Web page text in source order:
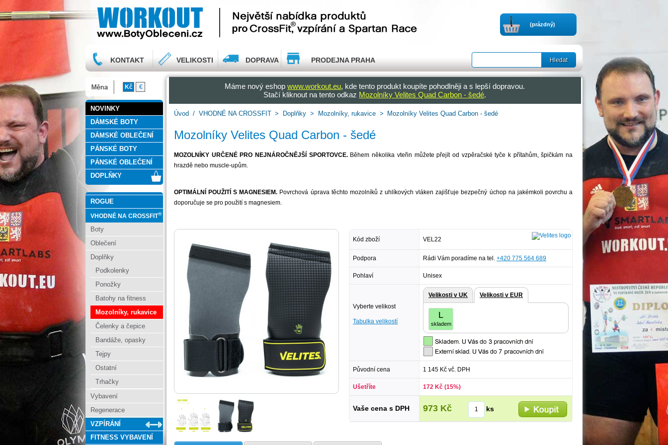
(prázdný)
KONTAKT VELIKOSTI DOPRAVA PRODEJNA PRAHA
Kč €
NOVINKY
DÁMSKÉ BOTY
DÁMSKÉ OBLEČENÍ
PÁNSKÉ BOTY
PÁNSKÉ OBLEČENÍ
DOPLŇKY
ROGUE
VHODNÉ NA CROSSFIT®
Boty
Oblečení
Doplňky
Podkolenky
Ponožky
Batohy na fitness
Mozolníky, rukavice
Čelenky a čepice
Bandáže, opasky
Tejpy
Ostatní
Trhačky
Vybavení
Regenerace
VZPÍRÁNÍ
FITNESS VYBAVENÍ
Máme nový eshopwww.workout.eu, kde tento produkt koupíte pohodlněji a s lepší dopravou.
Stačí kliknout na tento odkaz Mozolníky Velites Quad Carbon - šedé.
Úvod / VHODNÉ NA CROSSFIT > Doplňky > Mozolníky, rukavice > Mozolníky Velites Quad Carbon - šedé
Mozolníky Velites Quad Carbon - šedé
MOZOLNÍKY URČENÉ PRO NEJNÁROČNĚJŠÍ SPORTOVCE.Během několika vteřin můžete přejít od vzpěračské tyče k přítahům, špičkám na
hrazdě nebo muscle-upům.
OPTIMÁLNÍ POUŽITÍ S MAGNESIEM. Povrchová úprava těchto mozolníků z uhlíkových vláken zajišťuje bezpečný úchop na jakémkoli povrchu a
doporučuje se pro použití s magnesiem.
Kód zboží VEL22
Podpora Rádi Vám poradíme na tel.+420 775 564 689
Pohlaví Unisex
Vyberte velikost
Tabulka velikostí
Velikosti v UK Velikosti v EUR
L
skladem
Původní cena 1 145 Kč vč. DPH
Ušetříte 172 Kč (15%)
Vaše cena s DPH 973 Kč ks